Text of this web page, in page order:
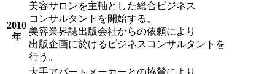
2010
年
美容サロンを主軸とした総合ビジネス
コンサルタントを開始する。
美容業界誌出版会社からの依頼により
出版企画に於けるビジネスコンサルタントを
行う。